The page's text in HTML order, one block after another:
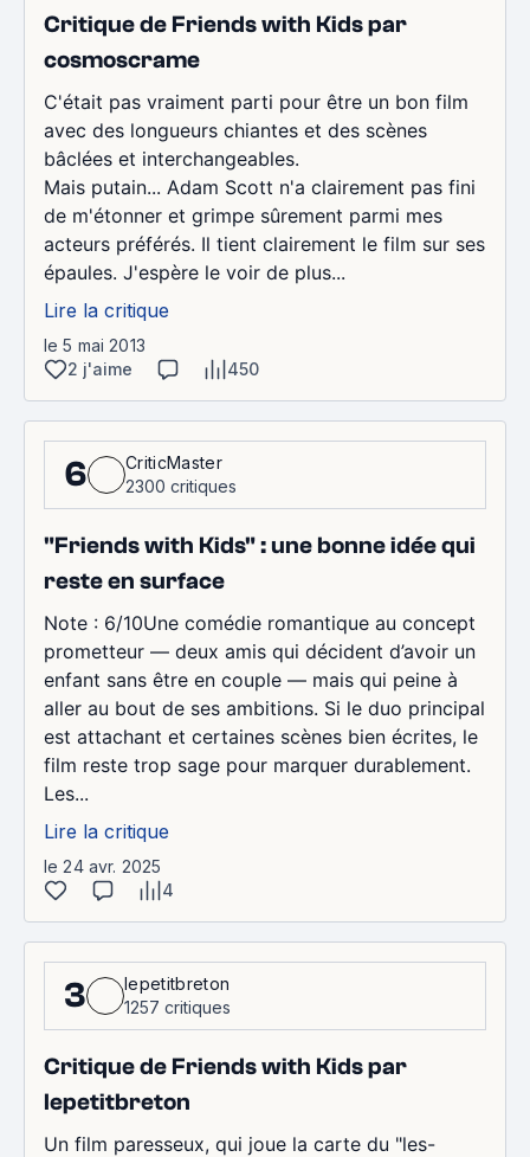
Critique de Friends with Kids par
cosmoscrame
C'était pas vraiment parti pour être un bon film
avec des longueurs chiantes et des scènes
bâclées et interchangeables.
Mais putain... Adam Scott n'a clairement pas fini
de m'étonner et grimpe sûrement parmi mes
acteurs préférés. Il tient clairement le film sur ses
épaules. J'espère le voir de plus...
Lire la critique
le 5 mai 2013
2 j'aime
450
6
CriticMaster
2300 critiques
"Friends with Kids" : une bonne idée qui
reste en surface
Note : 6/10Une comédie romantique au concept
prometteur — deux amis qui décident d’avoir un
enfant sans être en couple — mais qui peine à
aller au bout de ses ambitions. Si le duo principal
est attachant et certaines scènes bien écrites, le
film reste trop sage pour marquer durablement.
Les...
Lire la critique
le 24 avr. 2025
4
3
lepetitbreton
1257 critiques
Critique de Friends with Kids par
lepetitbreton
Un film paresseux, qui joue la carte du "les-